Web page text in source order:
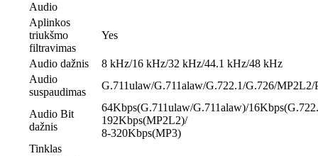
Audio
Aplinkos
triukšmo
filtravimas
Yes
Audio dažnis
8 kHz/16 kHz/32 kHz/44.1 kHz/48 kHz
Audio
suspaudimas
G.711ulaw/G.711alaw/G.722.1/G.726/
Audio Bit
dažnis
64Kbps(G.711ulaw/G.711alaw)/
192Kbps(MP2L2)/
8-320Kbps(MP3)
Tinklas